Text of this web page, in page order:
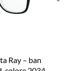
Ray – ban